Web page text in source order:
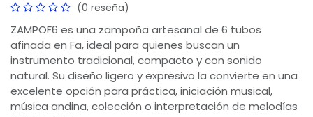
(0 reseña)
ZAMPOF6 es una zampoña artesanal de 6 tubos
afinada en Fa, ideal para quienes buscan un
instrumento tradicional, compacto y con sonido
natural. Su diseño ligero y expresivo la convierte en una
excelente opción para práctica, iniciación musical,
música andina, colección o interpretación de melodías